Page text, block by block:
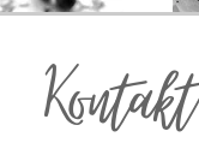
Kontakt